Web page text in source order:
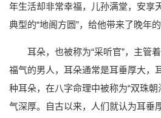
年生活却非常幸福，儿孙满堂，安享
典型的“地阁方圆”，给他带来了晚年的
耳朵，也被称为“采听官”，主管
福气的男人，耳朵通常是耳垂厚大，
种耳朵，在八字命理中被称为“双珠
气深厚。自古以来，人们就认为耳垂